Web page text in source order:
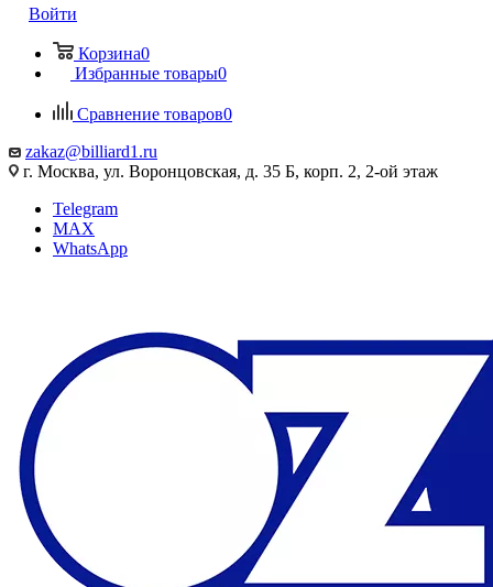
Войти
Корзина0
Избранные товары0
Сравнение товаров0
zakaz@billiard1.ru
г. Москва, ул. Воронцовская, д. 35 Б, корп. 2, 2-ой этаж
Telegram
MAX
WhatsApp